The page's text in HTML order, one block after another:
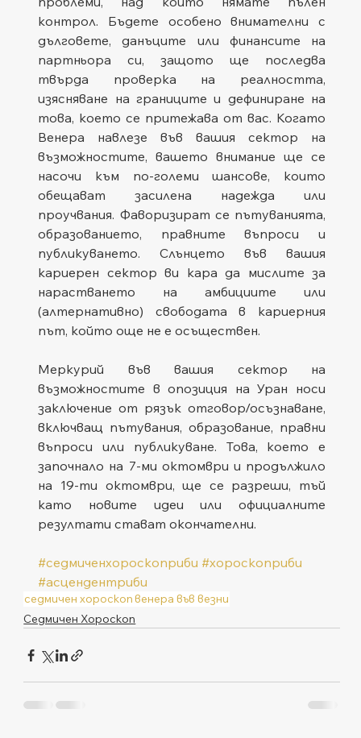
контрол. Бъдете особено внимателни с
дълговете, данъците или финансите на
партньора си, защото ще последва
твърда проверка на реалността,
изясняване на границите и дефиниране на
това, което се притежава от вас. Когато
Венера навлезе във вашия сектор на
възможностите, вашето внимание ще се
насочи към по-големи шансове, които
обещават засилена надежда или
проучвания. Фаворизират се пътуванията,
образованието, правните въпроси и
публикуването. Слънцето във вашия
кариерен сектор ви кара да мислите за
нарастването на амбициите или
(алтернативно) свободата в кариерния
път, който още не е осъществен.
Меркурий във вашия сектор на
възможностите в опозиция на Уран носи
заключение от рязък отговор/осъзнаване,
включващ пътувания, образование, правни
въпроси или публикуване. Това, което е
започнало на 7-ми октомври и продължило
на 19-ти октомври, ще се разреши, тъй
като новите идеи или официалните
резултати стават окончателни.
#седмиченхороскоприби #хороскоприби
#асцендентриби
седмичен хороскопвенера във везни
Седмичен Хороскоп